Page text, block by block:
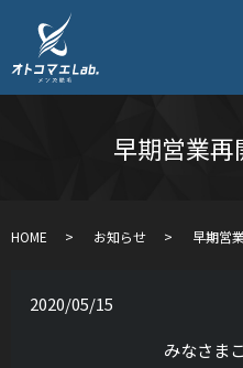
早期営業
HOME お知らせ 早期営
2020/05/15
みなさま